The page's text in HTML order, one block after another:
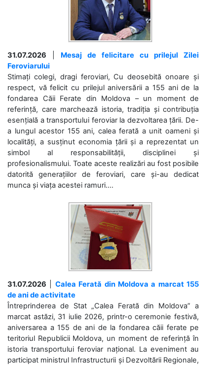
31.07.2026
Mesaj de felicitare cu prilejul Zilei
Feroviarului
Stimați colegi, dragi feroviari, Cu deosebită onoare și
respect, vă felicit cu prilejul aniversării a 155 ani de la
fondarea Căii Ferate din Moldova – un moment de
referință, care marchează istoria, tradiția și contribuția
esențială a transportului feroviar la dezvoltarea țării. De-
a lungul acestor 155 ani, calea ferată a unit oameni și
localități, a susținut economia țării și a reprezentat un
simbol al responsabilității, disciplinei și
profesionalismului. Toate aceste realizări au fost posibile
datorită generațiilor de feroviari, care și-au dedicat
munca și viața acestei ramuri....
31.07.2026
Calea Ferată din Moldova a marcat 155
de ani de activitate
Întreprinderea de Stat „Calea Ferată din Moldova” a
marcat astăzi, 31 iulie 2026, printr-o ceremonie festivă,
aniversarea a 155 de ani de la fondarea căii ferate pe
teritoriul Republicii Moldova, un moment de referință în
istoria transportului feroviar național. La eveniment au
participat ministrul Infrastructurii și Dezvoltării Regionale,